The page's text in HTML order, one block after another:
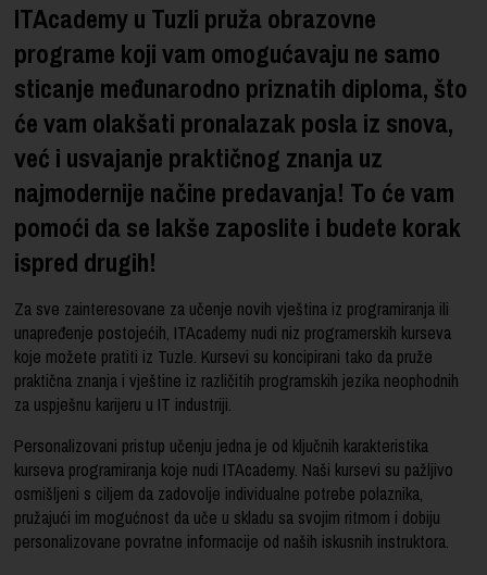
ITAcademy u Tuzli pruža obrazovne
programe koji vam omogućavaju ne samo
sticanje međunarodno priznatih diploma, što
će vam olakšati pronalazak posla iz snova,
već i usvajanje praktičnog znanja uz
najmodernije načine predavanja! To će vam
pomoći da se lakše zaposlite i budete korak
ispred drugih!
Za sve zainteresovane za učenje novih vještina iz programiranja ili
unapređenje postojećih, ITAcademy nudi niz programerskih kurseva
koje možete pratiti iz Tuzle. Kursevi su koncipirani tako da pruže
praktična znanja i vještine iz različitih programskih jezika neophodnih
za uspješnu karijeru u IT industriji.
Personalizovani pristup učenju jedna je od ključnih karakteristika
kurseva programiranja koje nudi ITAcademy. Naši kursevi su pažljivo
osmišljeni s ciljem da zadovolje individualne potrebe polaznika,
pružajući im mogućnost da uče u skladu sa svojim ritmom i dobiju
personalizovane povratne informacije od naših iskusnih instruktora.